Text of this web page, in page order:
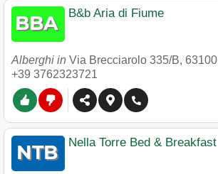
B&b Aria di Fiume
Alberghi in Via Brecciarolo 335/B, 63100
+39 3762323721
Nella Torre Bed & Breakfast